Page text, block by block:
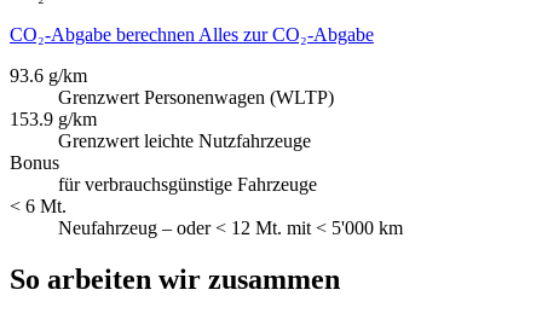
CO₂-Abgabe berechnen Alles zur CO₂-Abgabe
93.6 g/km
Grenzwert Personenwagen (WLTP)
153.9 g/km
Grenzwert leichte Nutzfahrzeuge
Bonus
für verbrauchsgünstige Fahrzeuge
< 6 Mt.
Neufahrzeug – oder < 12 Mt. mit < 5'000 km
So arbeiten wir zusammen